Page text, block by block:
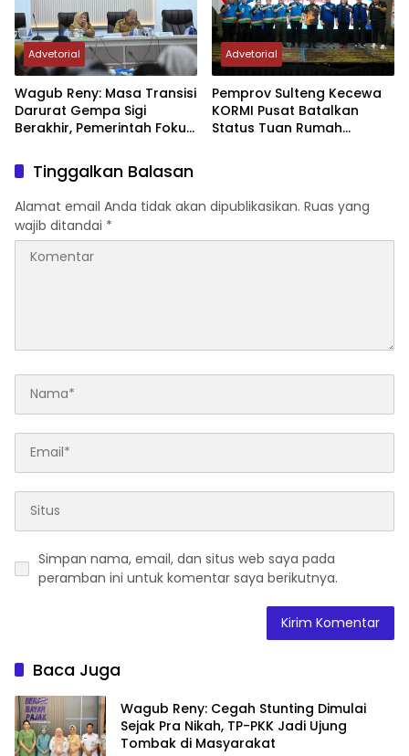
Advetorial
Wagub Reny: Masa Transisi
Darurat Gempa Sigi
Berakhir, Pemerintah Fokus
Advetorial
Pemprov Sulteng Kecewa
KORMI Pusat Batalkan
Status Tuan Rumah
Tinggalkan Balasan
Alamat email Anda tidak akan dipublikasikan. Ruas yang
wajib ditandai *
Simpan nama, email, dan situs web saya pada
peramban ini untuk komentar saya berikutnya.
Baca Juga
Wagub Reny: Cegah Stunting Dimulai
Sejak Pra Nikah, TP-PKK Jadi Ujung
Tombak di Masyarakat